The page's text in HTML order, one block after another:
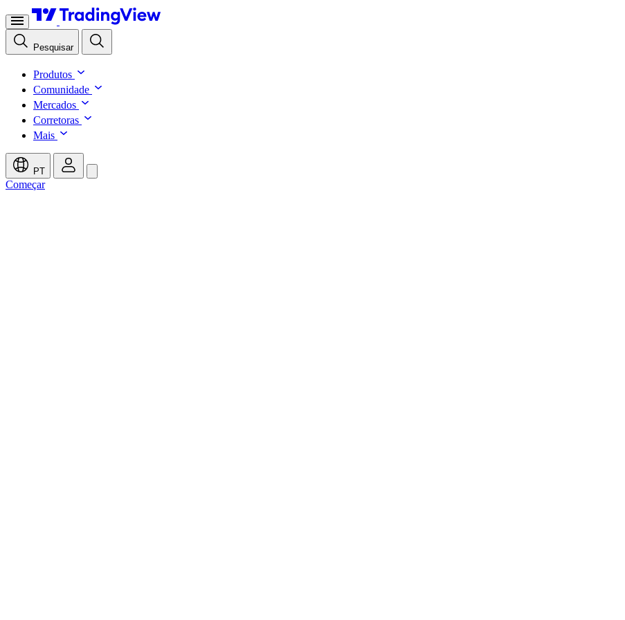
Pesquisar
Produtos
Comunidade
Mercados
Corretoras
Mais
PT
Começar